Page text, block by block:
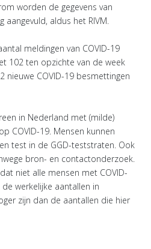
worden de gegevens van
aangevuld, aldus het RIVM.
meldingen van COVID-19
102 ten opzichte van de week
nieuwe COVID-19 besmettingen
in Nederland met (milde)
COVID-19. Mensen kunnen
test in de GGD-teststraten. Ook
bron- en contactonderzoek.
niet alle mensen met COVID-
werkelijke aantallen in
zijn dan de aantallen die hier